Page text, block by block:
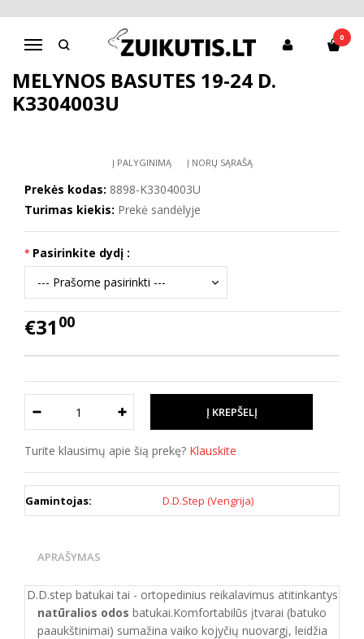
Navigacija
0
Pagrindinis Batai berniukui
D.D.Step batai berniukams
Mėlynos basutės 19-24 d. K3304003U
MĖLYNOS BASUTĖS 19-24 D.
K3304003U
Į PALYGINIMĄ Į NORŲ SĄRAŠĄ
Prekės kodas: 8898-K3304003U
Turimas kiekis: Prekė sandėlyje
Pasirinkite dydį :
€31 00
Turite klausimų apie šią prekę? Klauskite
Gamintojas: D.D.Step (Vengrija)
APRAŠYMAS
D.D.step batukai tai - ortopedinius reikalavimus atitinkantys
natūralios odos batukai.Komfortabilūs įtvarai (batuko
paaukštinimai) sumažina vaiko kojyčių nuovargį, leidžia